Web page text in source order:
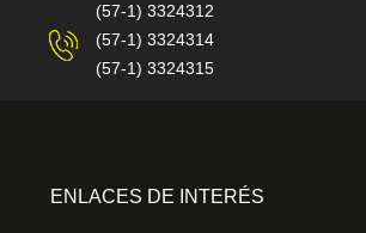
(57-1) 3324312
(57-1) 3324314
(57-1) 3324315
ENLACES DE INTERÉS